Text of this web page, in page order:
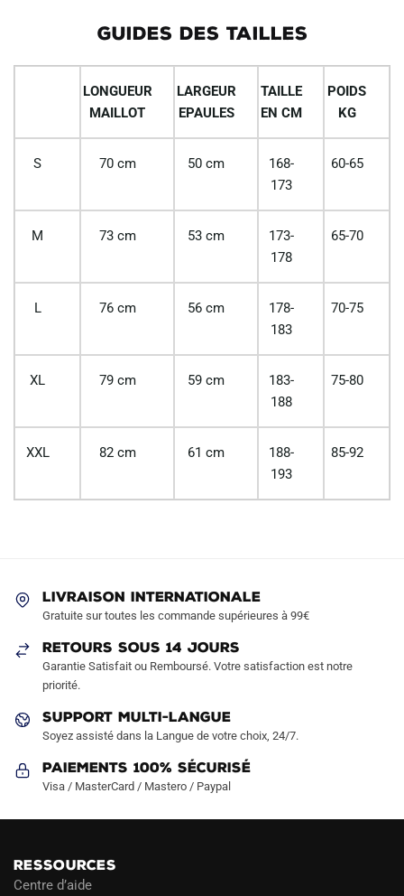
GUIDES DES TAILLES
LONGUEUR
MAILLOT
LARGEUR
EPAULES
TAILLE
EN CM
POIDS
KG
S 70 cm 50 cm
168-
173
60-65
M 73 cm 53 cm
173-
178
65-70
L 76 cm 56 cm
178-
183
70-75
XL 79 cm 59 cm
183-
188
75-80
XXL 82 cm 61 cm
188-
193
85-92
LIVRAISON INTERNATIONALE
Gratuite sur toutes les commande supérieures à 99€
RETOURS SOUS 14 JOURS
Garantie Satisfait ou Remboursé. Votre satisfaction est notre
priorité.
SUPPORT MULTI-LANGUE
Soyez assisté dans la Langue de votre choix, 24/7.
Paiements 100% Sécurisé
Visa / MasterCard / Mastero / Paypal
RESSOURCES
Centre d’aide